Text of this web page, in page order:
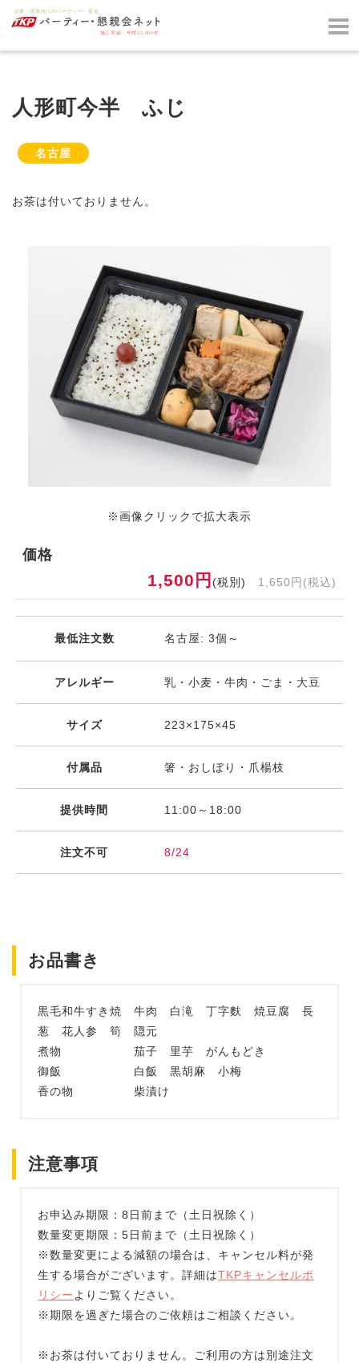
人形町今半 ふじ
名古屋
お茶は付いておりません。
※画像クリックで拡大表示
価格
1,500円 (税別) 1,650円(税込)
最低注文数 名古屋: 3個～
アレルギー 乳・小麦・牛肉・ごま・大豆
サイズ 223×175×45
付属品 箸・おしぼり・爪楊枝
提供時間 11:00～18:00
注文不可 8/24
お品書き
黒毛和牛すき焼 牛肉 白滝 丁字麩 焼豆腐 長
葱 花人参 筍 隠元
煮物 茄子 里芋 がんもどき
御飯 白飯 黒胡麻 小梅
香の物 柴漬け
注意事項
お申込み期限：8日前まで（土日祝除く）
数量変更期限：5日前まで（土日祝除く）
※数量変更による減額の場合は、キャンセル料が発
生する場合がございます。詳細はTKPキャンセルポ
リシー よりご覧ください。
※期限を過ぎた場合のご依頼はご相談ください。
※お茶は付いておりません。ご利用の方は別途注文